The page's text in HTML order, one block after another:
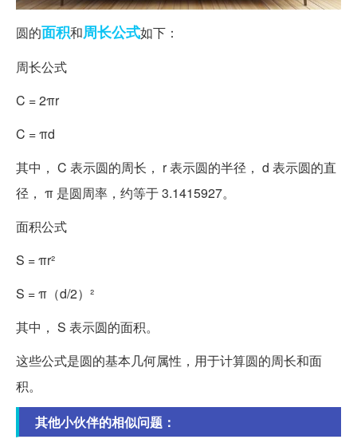
圆的面积和周长公式如下：
周长公式
C = 2πr
C = πd
其中， C 表示圆的周长， r 表示圆的半径， d 表示圆的直
径， π 是圆周率，约等于 3.1415927。
面积公式
S = πr²
S = π（d/2）²
其中， S 表示圆的面积。
这些公式是圆的基本几何属性，用于计算圆的周长和面
积。
其他小伙伴的相似问题：